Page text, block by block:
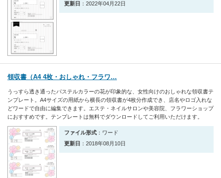
更新日 ：2022年04月22日
領収書（A4 4枚・おしゃれ・フラワ…
うっすら透き通ったパステルカラーの花が印象的な、女性向けのおしゃれな領収書テ
ンプレート。A4サイズの用紙から横長の領収書が4枚分作成でき、店名やロゴ入れな
どワードで自由に編集できます。エステ・ネイルサロンや美容院、フラワーショップ
におすすめです。テンプレートは無料でダウンロードしてご利用いただけます。
ファイル形式 ：ワード
更新日 ：2018年08月10日